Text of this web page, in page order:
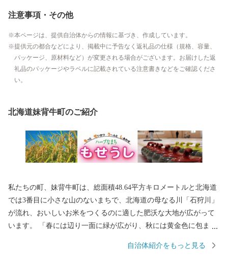
注意事項・その他
本ページは、提供自治体からの情報に基づき、作成しています。
提供元の都合などにより、掲載中に予告なく返礼品の仕様（規格、容量、
パッケージ、原材料など）が変更される場合がございます。お届けした返
礼品のパッケージやラベルに記載されている注意書きなどをご確認くださ
い。
北海道妹背牛町のご紹介
私たちの町、妹背牛町は、総面積48.64平方キロメートルと北海道
では3番目に小さな山のないまちで、北海道の母なる川「石狩川」
が流れ、おいしいお米をつくるのに適した肥沃な大地が広がって
います。 「春には辺り一面に緑が広がり、秋には黄金色に包まれ
の景観を生かしたまちづくりを進めています。 住民が「やすら
自治体紹介をもっと見る